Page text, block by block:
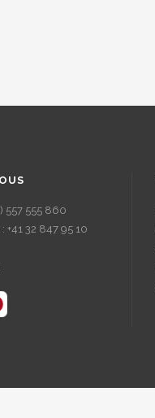
557 555 860
+41 32 847 95 10